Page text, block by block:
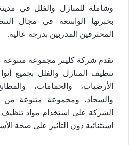
وشاملة للمنازل والفلل في
بخبرتها الواسعة في مجال
المحترفين المدربين بدرجة عالية.
تقدم شركة كلينر مجموعة
تنظيف المنازل والفلل بجميع
الأرضيات، والحمامات،
والسجاد، ومجموعة متنوعة من
الشركة على استخدام مواد تنظيف
استثنائية دون التأثير على صحة